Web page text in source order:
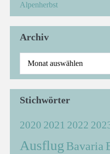
Alpenherbst
Archiv
Stichwörter
2020 2021 2022
Ausflug Bavaria